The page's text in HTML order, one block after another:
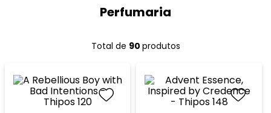
Perfumaria
90 produtos
5º
212
105